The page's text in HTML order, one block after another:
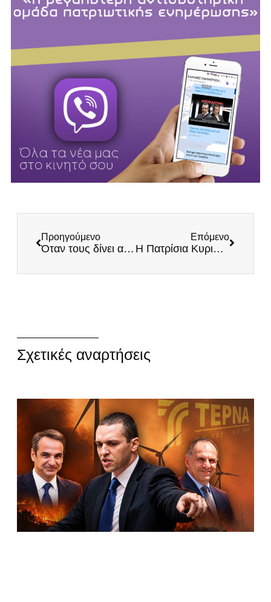
Προηγούμενο
Όταν τους δίνει αέρα η δεξιά και η αριστερά μαζί: «Απαιτούν» αναγνώριση «μακεδονικής μειονότητας» από την Ελλάδα
Επόμενο
Η Πατρίσια Κυριακίδου γκρεμίζει την εθνομηδενιστική προπαγάνδα στον «ΣΤΟΧΟ» που κυκλοφορεί
Σχετικές αναρτήσεις